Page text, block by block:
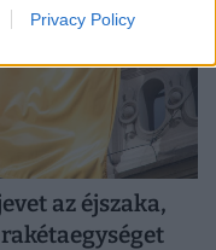
Privacy Policy
az éjszaka,